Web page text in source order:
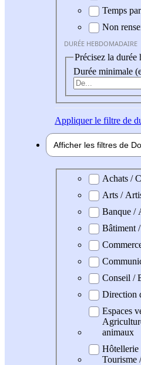
Temps
Non
DURÉE HEBDOMADAIRE
Précisez la durée
Durée minimale
Appliquerle filtre de
Afficher les filtres de
Domaine Achats /
Arts /
Banque /
Bâtiment
Conseil /
Direction
Espaces
animaux
Hôtellerie
Tourisme